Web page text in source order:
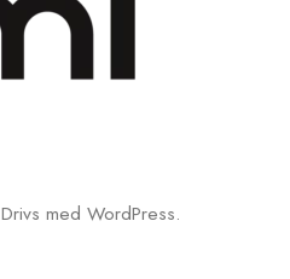
Drivs med WordPress.